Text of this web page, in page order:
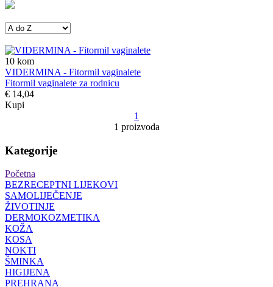
10 kom
VIDERMINA - Fitormil vaginalete
Fitormil vaginalete za rodnicu
€ 14,04
Kupi
1
1 proizvoda
Kategorije
Početna
BEZRECEPTNI LIJEKOVI
SAMOLIJEČENJE
ŽIVOTINJE
DERMOKOZMETIKA
KOŽA
KOSA
NOKTI
ŠMINKA
HIGIJENA
PREHRANA